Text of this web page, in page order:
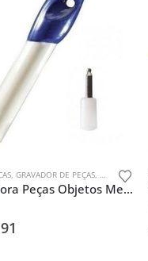
, GRAVADOR DE PEÇAS, SEM
Caneta Gravadora Peças Objetos Metal Plastico Madeira